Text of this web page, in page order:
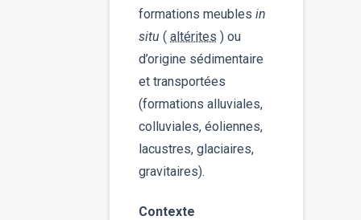
formations meublesin
situ ( altérites ) ou
d’origine sédimentaire
et transportées
(formations alluviales,
colluviales, éoliennes,
lacustres, glaciaires,
gravitaires).
Contexte